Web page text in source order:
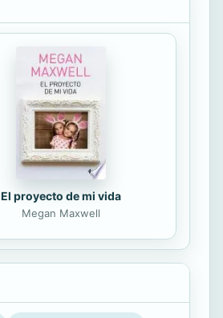
El proyecto de mi vida
Megan Maxwell